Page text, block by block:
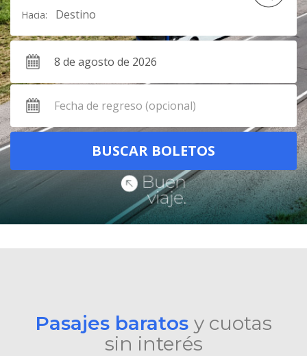
Pasajes baratos y cuotas
sin interés